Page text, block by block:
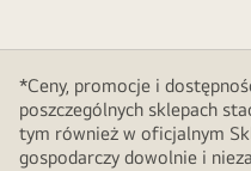
*Ceny, promocje i
poszczególnych sklepach
tym również w oficjalnym
gospodarczy dowolnie i